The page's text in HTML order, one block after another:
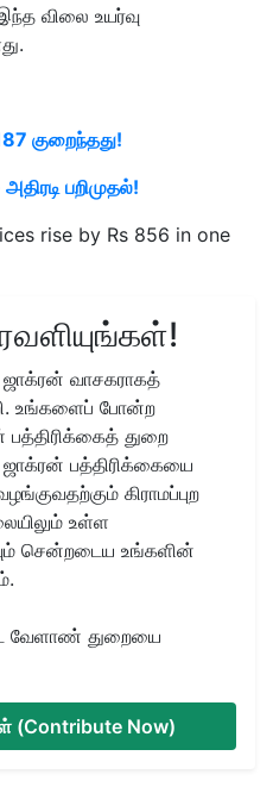
இந்த விலை உயர்வு
குறைந்தது!
பறிமுதல்!
rise by Rs 856 in one
வாசகராகத்
உங்களைப் போன்ற
துறை
ஜாக்ரன் பத்திரிக்கையை
கிராமப்புற
உள்ள
சென்றடைய உங்களின்
வேளாண் துறையை
(Contribute Now)